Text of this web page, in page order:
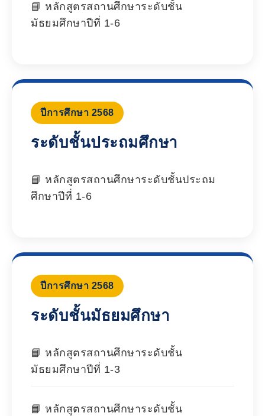
หลักสูตรสถานศึกษาระดับชั้น
มัธยมศึกษาปีที่ 1-6
ปีการศึกษา 2568
ระดับชั้นประถมศึกษา
หลักสูตรสถานศึกษาระดับชั้นประถม
ศึกษาปีที่ 1-6
ปีการศึกษา 2568
ระดับชั้นมัธยมศึกษา
หลักสูตรสถานศึกษาระดับชั้น
มัธยมศึกษาปีที่ 1-3
หลักสูตรสถานศึกษาระดับชั้น